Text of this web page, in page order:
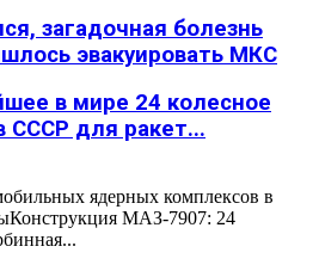
загадочная болезнь
эвакуировать МКС
в мире 24 колесное
СССР для ракет...
ядерных комплексов в
МАЗ-7907: 24